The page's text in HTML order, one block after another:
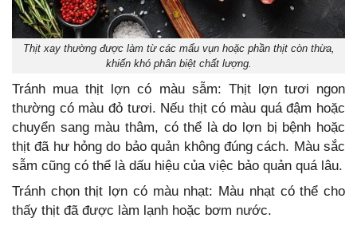
Thịt xay thường được làm từ các mẩu vụn hoặc phần thịt còn thừa,
khiến khó phân biệt chất lượng.
Tránh mua thịt lợn có màu sẫm: Thịt lợn tươi ngon
thường có màu đỏ tươi. Nếu thịt có màu quá đậm hoặc
chuyển sang màu thâm, có thể là do lợn bị bệnh hoặc
thịt đã hư hỏng do bảo quản không đúng cách. Màu sắc
sẫm cũng có thể là dấu hiệu của việc bảo quản quá lâu.
Tránh chọn thịt lợn có màu nhạt: Màu nhạt có thể cho
thấy thịt đã được làm lạnh hoặc bơm nước.